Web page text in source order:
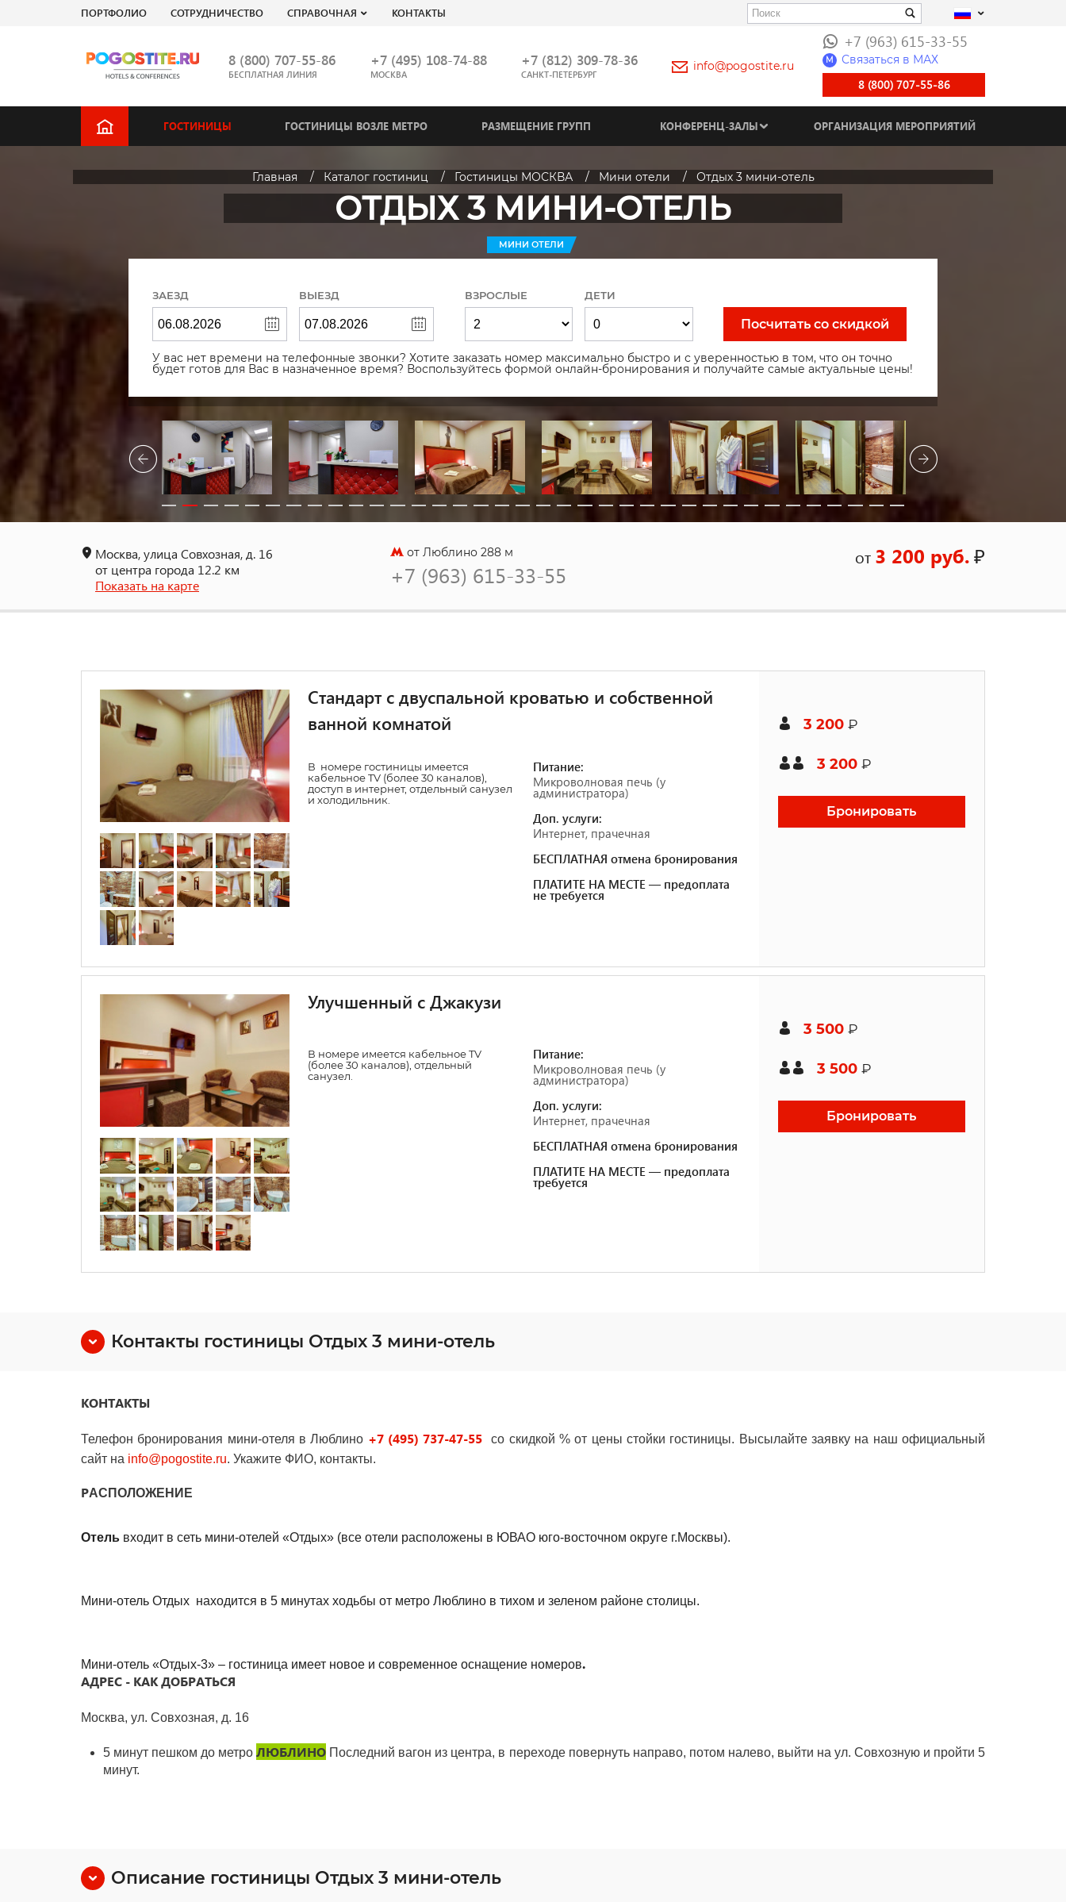
ПОРТФОЛИО СОТРУДНИЧЕСТВО СПРАВОЧНАЯ КОНТАКТЫ
8 (800) 707-55-86
БЕСПЛАТНАЯ ЛИНИЯ
+7 (495) 108-74-88
МОСКВА
+7 (812) 309-78-36
САНКТ-ПЕТЕРБУРГ
info@pogostite.ru
+7 (963) 615-33-55
M Связаться в МАХ
8 (800) 707-55-86
ГОСТИНИЦЫ ГОСТИНИЦЫ ВОЗЛЕ МЕТРО РАЗМЕЩЕНИЕ ГРУПП КОНФЕРЕНЦ-ЗАЛЫ ОРГАНИЗАЦИЯ МЕРОПРИЯТИЙ
Главная Каталог гостиниц Гостиницы МОСКВА Мини отели Отдых 3 мини-отель
ОТДЫХ 3 МИНИ-ОТЕЛЬ
МИНИ ОТЕЛИ
ЗАЕЗД ВЫЕЗД ВЗРОСЛЫЕ ДЕТИ
Посчитать со скидкой
У вас нет времени на телефонные звонки? Хотите заказать номер максимально быстро и с уверенностью в том, что он точно
будет готов для Вас в назначенное время? Воспользуйтесь формой онлайн-бронирования и получайте самые актуальные цены!
Москва, улица Совхозная, д. 16
от центра города 12.2 км
Показать на карте
от Люблино 288 м
+7 (963) 615-33-55
от 3 200 руб.₽
Стандарт с двуспальной кроватью и собственной
ванной комнатой
В номере гостиницы имеется
кабельное TV (более 30 каналов),
доступ в интернет, отдельный санузел
и холодильник.
Питание:
Микроволновая печь (у
администратора)
Доп. услуги:
Интернет, прачечная
БЕСПЛАТНАЯ отмена бронирования
ПЛАТИТЕ НА МЕСТЕ — предоплата
не требуется
3 200 ₽
3 200 ₽
Бронировать
Улучшенный с Джакузи
В номере имеется кабельное TV
(более 30 каналов), отдельный
санузел.
Питание:
Микроволновая печь (у
администратора)
Доп. услуги:
Интернет, прачечная
БЕСПЛАТНАЯ отмена бронирования
ПЛАТИТЕ НА МЕСТЕ — предоплата
требуется
3 500 ₽
3 500 ₽
Бронировать
Контакты гостиницы Отдых 3 мини-отель
КОНТАКТЫ
Телефон бронирования мини-отеля в Люблино +7 (495) 737-47-55
со скидкой % от цены стойки гостиницы. Высылайте заявку на наш официальный
сайт на info@pogostite.ru. Укажите ФИО, контакты.
РАСПОЛОЖЕНИЕ
Отель входит в сеть мини-отелей «Отдых» (все отели расположены в ЮВАО юго-восточном округе г.Москвы).
Мини-отель Отдых находится в 5 минутах ходьбы от метро Люблино в тихом и зеленом районе столицы.
Мини-отель «Отдых-3» – гостиница имеет новое и современное оснащение номеров.
АДРЕС - КАК ДОБРАТЬСЯ
Москва, ул. Совхозная, д. 16
5 минут пешком до метроЛЮБЛИНО Последний вагон из центра, в переходе повернуть направо, потом налево, выйти на ул. Совхозную и пройти 5
минут.
Описание гостиницы Отдых 3 мини-отель